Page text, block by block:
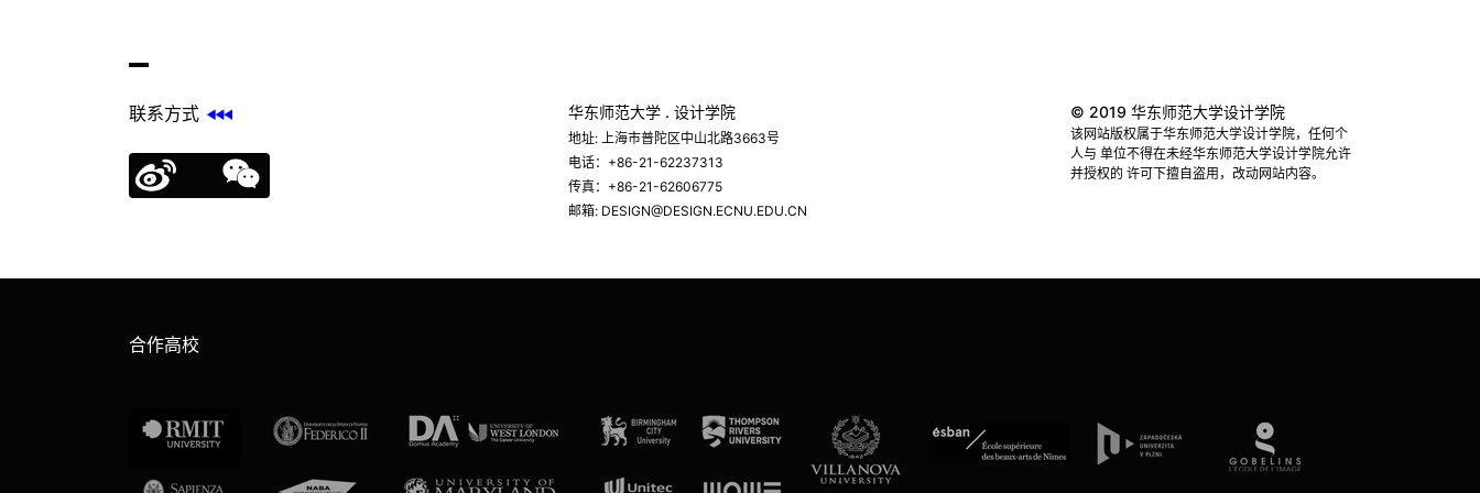
联系方式 华东师范大学 . 设计学院
地址: 上海市普陀区中山北路3663号
电话：+86-21-62237313
传真：+86-21-62606775
邮箱: DESIGN@DESIGN.ECNU.EDU.CN
© 2019 华东师范大学设计学院
该网站版权属于华东师范大学设计学院，任何个
人与 单位不得在未经华东师范大学设计学院允许
并授权的 许可下擅自盗用，改动网站内容。
合作高校